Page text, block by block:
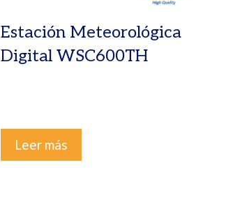
Estación Meteorológica
Digital WSC600TH
Leer más